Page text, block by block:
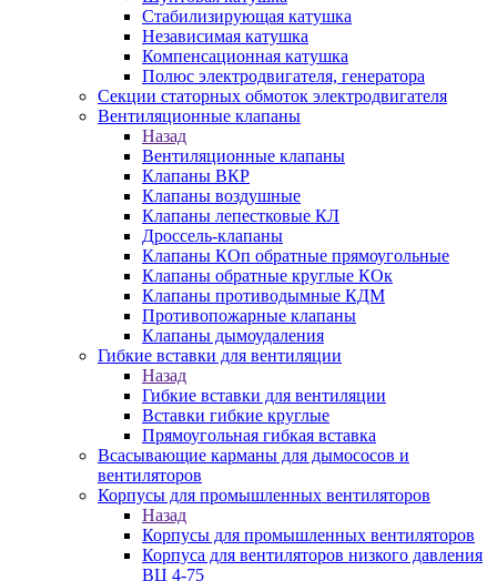
Стабилизирующая катушка
Независимая катушка
Компенсационная катушка
Полюс электродвигателя, генератора
Секции статорных обмоток электродвигателя
Вентиляционные клапаны
Назад
Вентиляционные клапаны
Клапаны ВКР
Клапаны воздушные
Клапаны лепестковые КЛ
Дроссель-клапаны
Клапаны КОп обратные прямоугольные
Клапаны обратные круглые КОк
Клапаны противодымные КДМ
Противопожарные клапаны
Клапаны дымоудаления
Гибкие вставки для вентиляции
Назад
Гибкие вставки для вентиляции
Вставки гибкие круглые
Прямоугольная гибкая вставка
Всасывающие карманы для дымососов и
вентиляторов
Корпусы для промышленных вентиляторов
Назад
Корпусы для промышленных вентиляторов
Корпуса для вентиляторов низкого давления
ВЦ 4-75